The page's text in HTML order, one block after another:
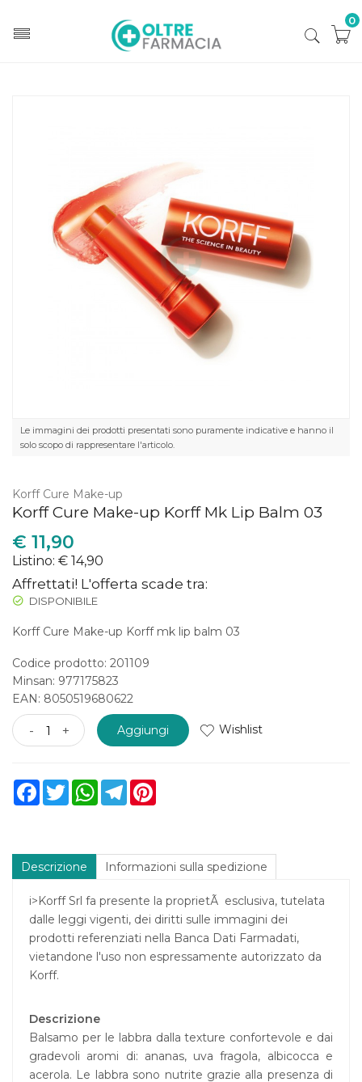
0
Le immagini dei prodotti presentati sono puramente indicative e hanno il
solo scopo di rappresentare l'articolo.
Korff Cure Make-up
Korff Cure Make-up Korff Mk Lip Balm 03
€ 11,90
Listino: € 14,90
Affrettati! L'offerta scade tra:
DISPONIBILE
Korff Cure Make-up Korff mk lip balm 03
Codice prodotto: 201109
Minsan: 977175823
EAN: 8050519680622
- + Aggiungi Wishlist
FacebookTwitterWhatsAppTelegram
Descrizione Informazioni sulla spedizione
i>Korff Srl fa presente la proprietÃ esclusiva, tutelata
dalle leggi vigenti, dei diritti sulle immagini dei
prodotti referenziati nella Banca Dati Farmadati,
vietandone l'uso non espressamente autorizzato da
Korff.
Descrizione
Balsamo per le labbra dalla texture confortevole e dai
gradevoli aromi di: ananas, uva fragola, albicocca e
acerola. Le labbra sono nutrite grazie alla presenza di